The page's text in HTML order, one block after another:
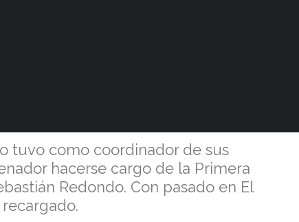
asume la dirección técnica de Racing
Presa asume
tuvo como coordinador de sus
hacerse cargo de la Primera
Redondo. Con pasado en El